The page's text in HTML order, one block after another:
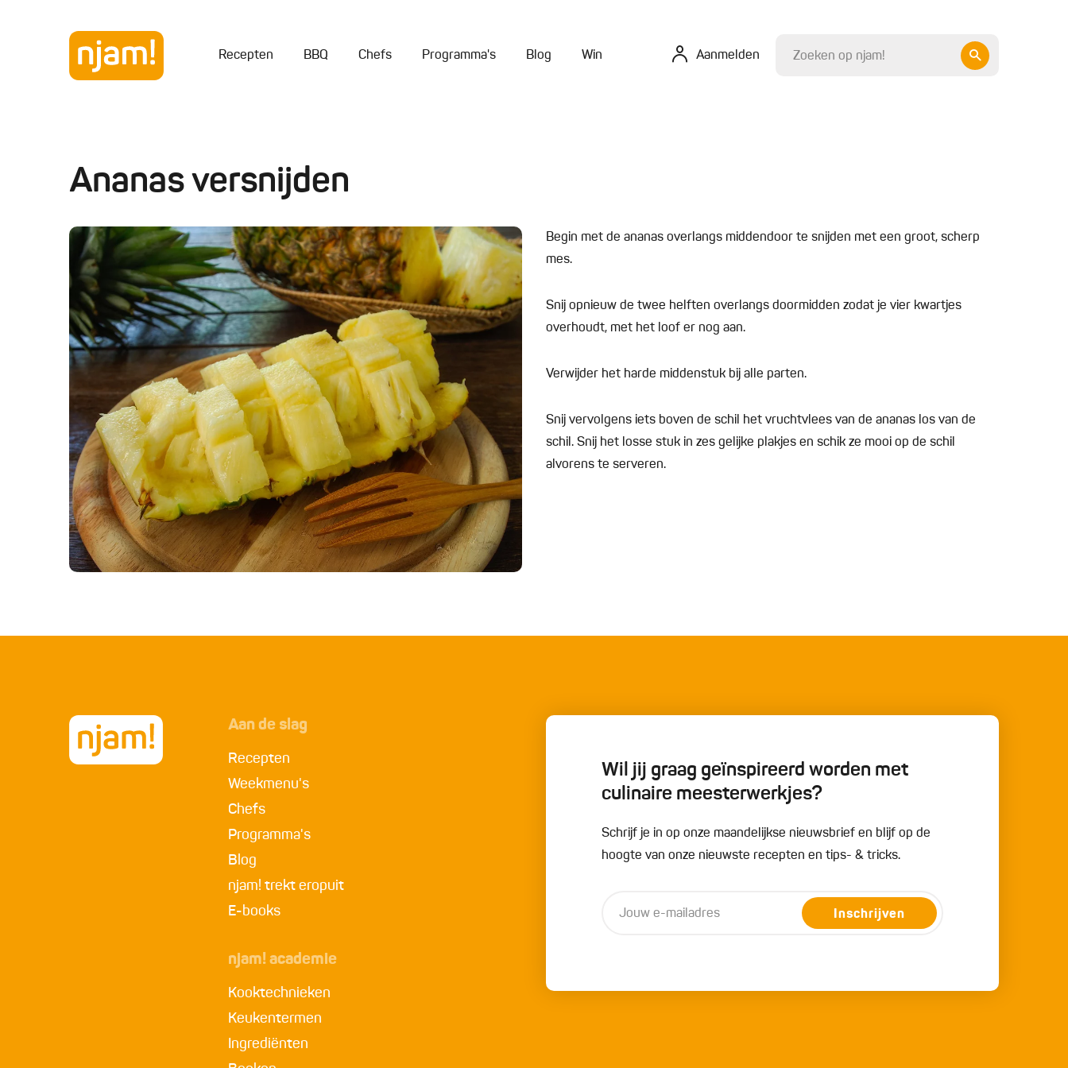
Recepten BBQ Chefs Programma's Blog Win Aanmelden
Ananas versnijden
Begin met de ananas overlangs middendoor te snijden met een groot, scherp
mes.
Snij opnieuw de twee helften overlangs doormidden zodat je vier kwartjes
overhoudt, met het loof er nog aan.
Verwijder het harde middenstuk bij alle parten.
Snij vervolgens iets boven de schil het vruchtvlees van de ananas los van de
schil. Snij het losse stuk in zes gelijke plakjes en schik ze mooi op de schil
alvorens te serveren.
Aan de slag
Recepten
Weekmenu's
Chefs
Programma's
Blog
njam! trekt eropuit
E-books
njam! academie
Kooktechnieken
Keukentermen
Ingrediënten
Wil jij graag geïnspireerd worden met
culinaire meesterwerkjes?
Schrijf je in op onze maandelijkse nieuwsbrief en blijf op de
hoogte van onze nieuwste recepten en tips- & tricks.
Inschrijven